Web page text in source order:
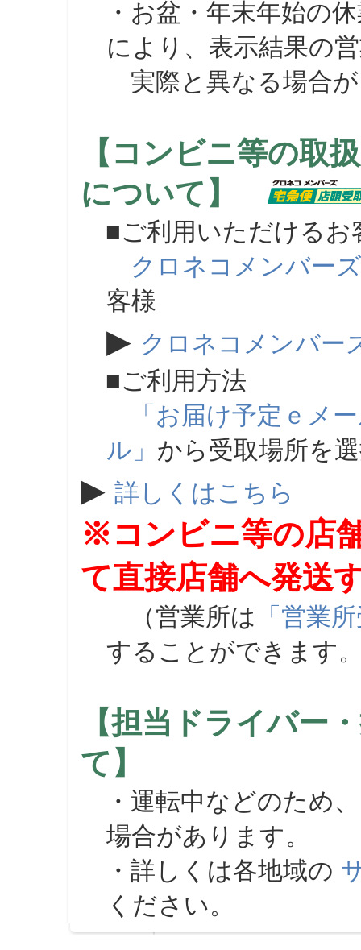
・お盆・年末年始の
により、表示結果の
実際と異なる場合が
【コンビニ等の取
について】
■ご利用いただけるお
クロネコメンバーズ
客様
▶ クロネコメンバー
■ご利用方法
「お届け予定ｅメ
ル」 から受取場所を
▶ 詳しくはこちら
※コンビニ等の店
て直接店舗へ発送
（営業所は 「営業
することができます
【担当ドライバー
て】
・運転中などのため
場合があります。
・詳しくは各地域の
ください。